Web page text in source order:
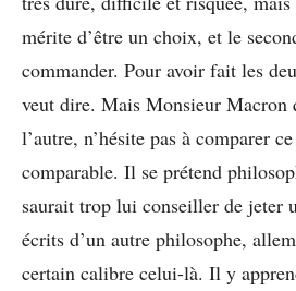
mérite d’être un choix, et le
commander. Pour avoir fait les
veut dire. Mais Monsieur Macron
l’autre, n’hésite pas à comparer
comparable. Il se prétend
saurait trop lui conseiller de jeter
écrits d’un autre philosophe,
certain calibre celui-là. Il y